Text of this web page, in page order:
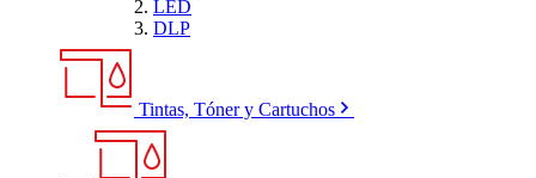
LED
DLP
Tintas, Tóner y Cartuchos